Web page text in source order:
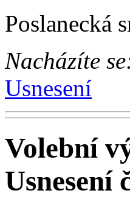
Poslanecká
Nacházíte
Usnesení
Volební
Usnesení